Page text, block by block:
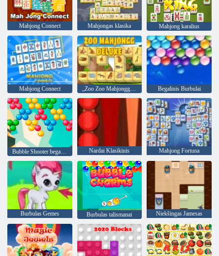
Mahjong Connect Mahjongas klasika Mahjong karalius
Mahjong Connect „Zoo Zoo Mahjongg Deluxe“ Begalinis Burbulai
Nardai Klasikinis Mahjong Fortuna
Burbulas Gemes Burbulas talismanai Niekšingas Jamesas